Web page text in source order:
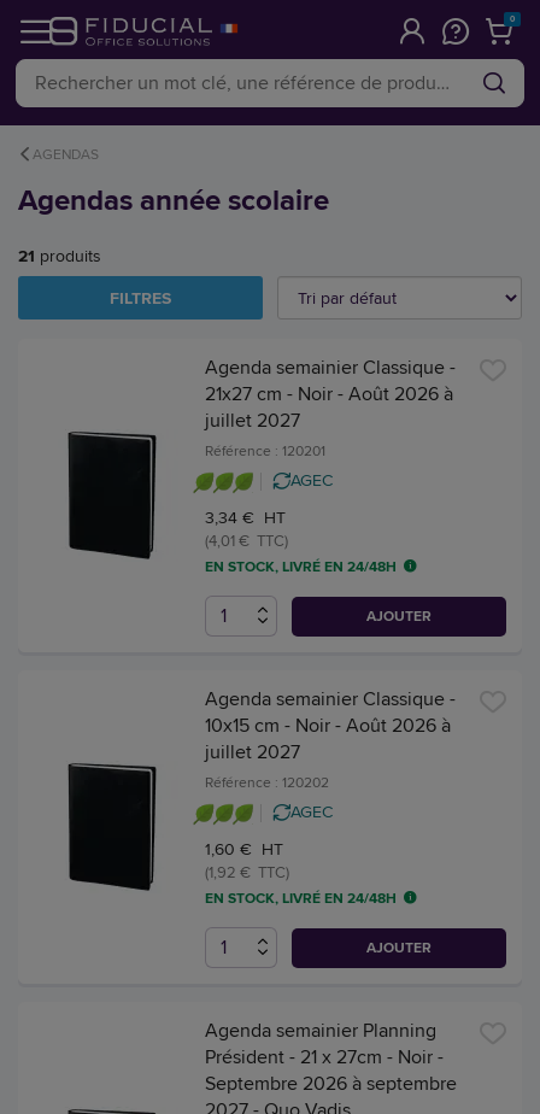
0
AGENDAS
Agendas année scolaire
21 produits
FILTRES
Agenda semainier Classique -
21x27 cm - Noir - Août 2026 à
juillet 2027
Référence : 120201
AGEC
3,34 € HT
(4,01 € TTC)
EN STOCK, LIVRÉ EN 24/48H
AJOUTER
Agenda semainier Classique -
10x15 cm - Noir - Août 2026 à
juillet 2027
Référence : 120202
AGEC
1,60 € HT
(1,92 € TTC)
EN STOCK, LIVRÉ EN 24/48H
AJOUTER
Agenda semainier Planning
Président - 21 x 27cm - Noir -
Septembre 2026 à septembre